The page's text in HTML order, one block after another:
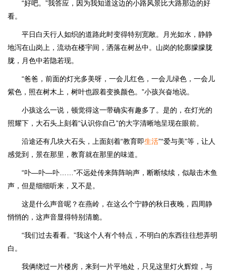
“好吧。”我答应，因为我知道这边的小路风景比大路那边的好
看。
平日白天行人如织的道路此时变得特别宽敞。月光如水，静静
地泻在山岗上，流动在楼宇间，洒落在树丛中。山岗的轮廓朦朦胧
胧，月色中若隐若现。
“爸爸，前面的灯光多美呀，一会儿红色，一会儿绿色，一会儿
紫色，照在树木上，树叶也跟着变换颜色。”小孩兴奋地说。
小孩这么一说，顿觉得这一带确实有趣多了。是的，在灯光的
照耀下，大石头上刻着“认识你自己”的大字清晰地呈现在眼前。
沿途还有几块大石头，上面刻着“教育即生活”“爱与美”等，让人
感觉到，景在那里，教育就在那里的味道。
“卟—卟—卟……”不远处传来阵阵响声，断断续续，似敲击木鱼
声，但是细细听来，又不是。
这是什么声音呢？在燕岭，在这么个宁静的秋日夜晚，四周静
悄悄的，这声音显得特别清脆。
“我们过去看看。”我这个人有个特点，不明白的东西往往想弄明
白。
我俩绕过一片楼房，来到一片平地处，只见这里灯火辉煌，与